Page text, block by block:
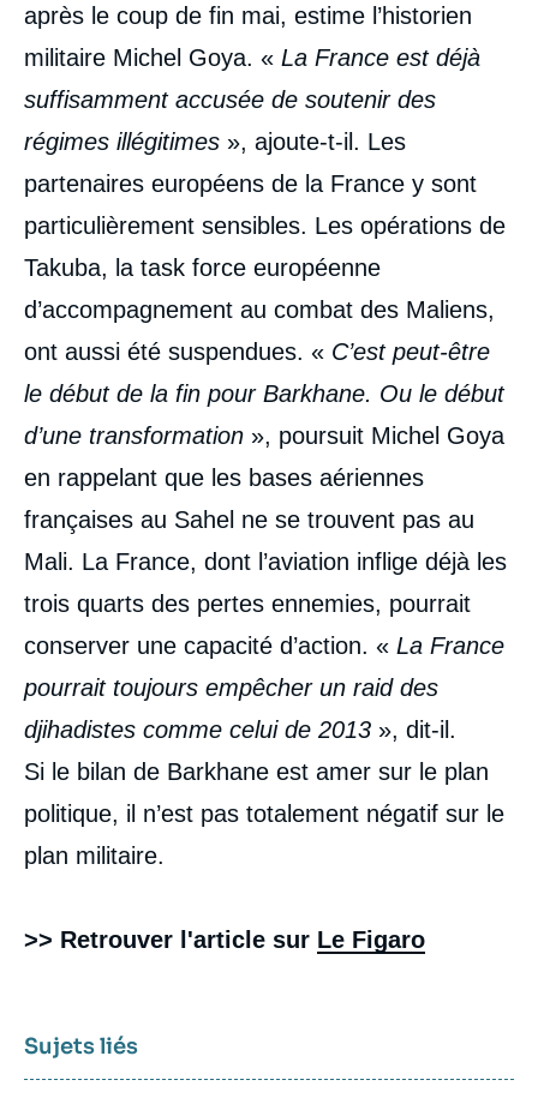
après le coup de fin mai, estime l’historien
militaire Michel Goya. « La France est déjà
suffisamment accusée de soutenir des
régimes illégitimes », ajoute-t-il. Les
partenaires européens de la France y sont
particulièrement sensibles. Les opérations de
Takuba, la task force européenne
d’accompagnement au combat des Maliens,
ont aussi été suspendues. « C’est peut-être
le début de la fin pour Barkhane. Ou le début
d’une transformation », poursuit Michel Goya
en rappelant que les bases aériennes
françaises au Sahel ne se trouvent pas au
Mali. La France, dont l’aviation inflige déjà les
trois quarts des pertes ennemies, pourrait
conserver une capacité d’action. « La France
pourrait toujours empêcher un raid des
djihadistes comme celui de 2013 », dit-il.
Si le bilan de Barkhane est amer sur le plan
politique, il n’est pas totalement négatif sur le
plan militaire.
>> Retrouver l'article sur Le Figaro
Sujets liés